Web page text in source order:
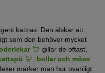
kattras. Den älskar att
som den behöver mycket
gillar de oftast,
bollar och möss
märker man hur ovanligt